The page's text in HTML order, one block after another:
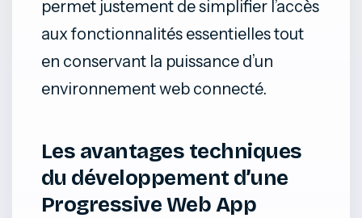
permet justement de simplifier l’accès
aux fonctionnalités essentielles tout
en conservant la puissance d’un
environnement web connecté.
Les avantages techniques
du développement d’une
Progressive Web App